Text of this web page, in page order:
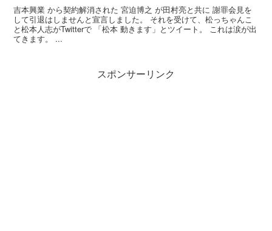
吉本興業 から契約解消された 宮迫博之 が田村亮と共に 謝罪会見を
して引退はしませんと宣言しました。 それを受けて、松っちゃんこ
と松本人志がTwitterで 「松本 動きます」とツイート。 これは涙が出
てきます。 ...
スポンサーリンク